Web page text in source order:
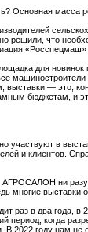
масса
решили, что
для
— это,
бюджетам, и
участвуют в
и клиентов.
ни разу
многие выставки
раз в два года,
период, когда
2022 году нам